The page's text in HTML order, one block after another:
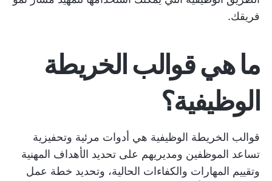
فريقك.
ما هي قوالب الخريطة
الوظيفية؟
قوالب الخريطة الوظيفية هي أدوات مرئية وتحفيزية
تساعد الموظفين ومديريهم على تحديد الأهداف المهنية
وتقييم المهارات والكفاءات الحالية، وتحديد خطة عمل